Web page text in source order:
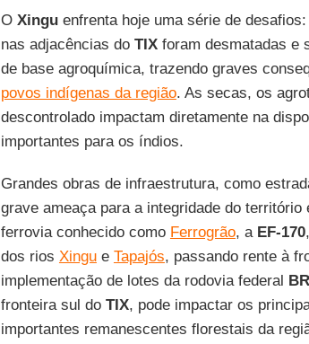
O Xinguenfrenta hoje uma série de
nas adjacências do TIXforam desmatadas e
de base agroquímica, trazendo graves
povos indígenas da região. As secas, os
descontrolado impactam diretamente na
importantes para os índios.
Grandes obras de infraestrutura, como
grave ameaça para a integridade do
ferrovia conhecido como Ferrogrão, a EF-170
dos rios Xingue Tapajós, passando rente à
implementação de lotes da rodovia federal
fronteira sul do TIX, pode impactar os
importantes remanescentes florestais da